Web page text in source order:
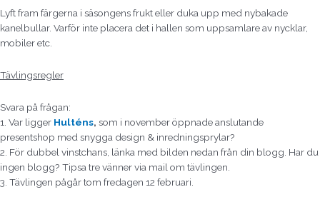
Lyft fram färgerna i säsongens frukt eller duka upp med nybakade
kanelbullar. Varför inte placera det i hallen som uppsamlare av nycklar,
mobiler etc.
Tävlingsregler
Svara på frågan:
1. Var ligger Hulténs, som i november öppnade anslutande
presentshop med snygga design & inredningsprylar?
2. För dubbel vinstchans, länka med bilden nedan från din blogg. Har du
ingen blogg? Tipsa tre vänner via mail om tävlingen.
3. Tävlingen pågår tom fredagen 12 februari.